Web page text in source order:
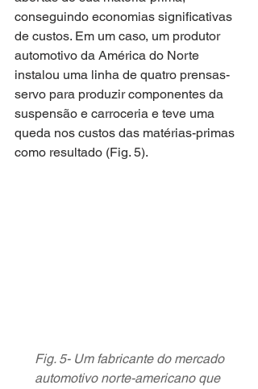
conseguindo economias significativas
de custos. Em um caso, um produtor
automotivo da América do Norte
instalou uma linha de quatro prensas-
servo para produzir componentes da
suspensão e carroceria e teve uma
queda nos custos das matérias-primas
como resultado (Fig. 5).
automotivo norte-americano que